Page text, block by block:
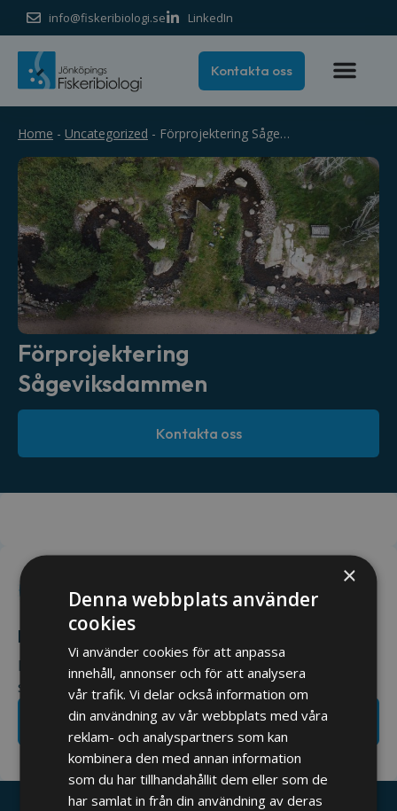
info@fiskeribiologi.se LinkedIn
Kontakta oss
Home - Uncategorized - Förprojektering Sågeviksdammen
Förprojektering
Sågeviksdammen
Kontakta oss
Har du ett projekt på gång?
Hör av dig till oss så återkommer vi till dig så snart
som möjligt.
Ta kontakt med oss
×
Denna webbplats använder
cookies
Vi använder cookies för att anpassa
innehåll, annonser och för att analysera
vår trafik. Vi delar också information om
din användning av vår webbplats med våra
reklam- och analyspartners som kan
kombinera den med annan information
som du har tillhandahållit dem eller som de
har samlat in från din användning av deras